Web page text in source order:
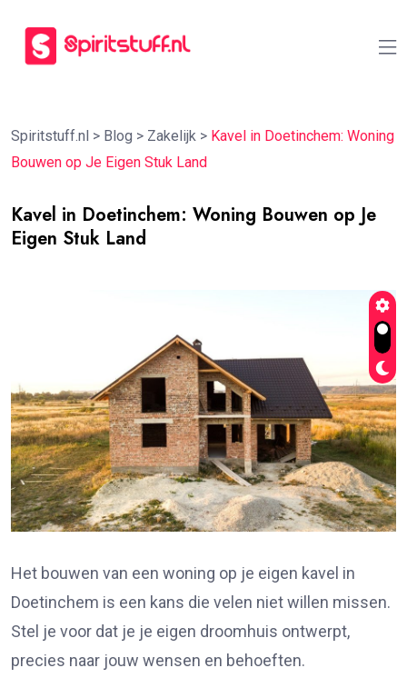
Spiritstuff.nl > Blog > Zakelijk > Kavel in Doetinchem: Woning
Bouwen op Je Eigen Stuk Land
Kavel in Doetinchem: Woning Bouwen op Je
Eigen Stuk Land
Het bouwen van een woning op je eigen kavel in
Doetinchem is een kans die velen niet willen missen.
Stel je voor dat je je eigen droomhuis ontwerpt,
precies naar jouw wensen en behoeften.